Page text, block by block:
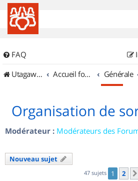
FAQ
UtagawaVTT (Randos VTT et VTTAE avec traces GPS)
Accueil forum Générale
Organisation de
Modérateur : Modérateurs des
Nouveau sujet
47 sujets 1 2